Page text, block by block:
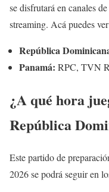
se disfrutará en canales
streaming. Acá puedes
República
Panamá: RPC, TVN
¿A qué hora
República
Este partido de
2026 se podrá seguir en